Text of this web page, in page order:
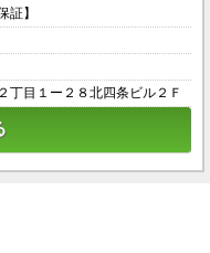
】
丁目１ー２８北四条ビル２Ｆ